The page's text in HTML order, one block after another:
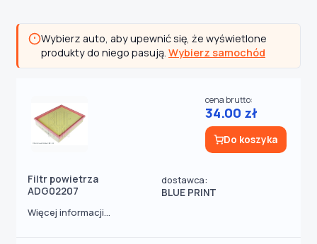
Wybierz auto, aby upewnić się, że wyświetlone
produkty do niego pasują. Wybierz samochód
Filtr powietrza
ADG02207
dostawca:
BLUE PRINT
cena brutto:
34.00 zł
Do koszyka
Więcej informacji...